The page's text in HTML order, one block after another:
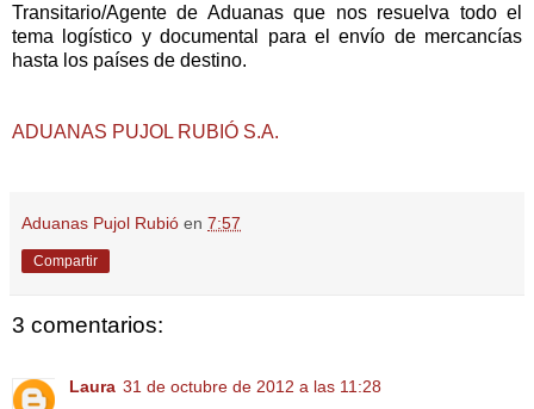
Transitario/Agente de Aduanas que nos resuelva todo el
tema logístico y documental para el envío de mercancías
hasta los países de destino.
ADUANAS PUJOL RUBIÓ S.A.
Aduanas Pujol Rubió en 7:57
Compartir
3 comentarios:
Laura 31 de octubre de 2012 a las 11:28